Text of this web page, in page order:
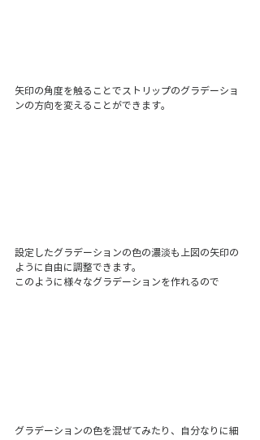
矢印の角度を触ることでストリップのグラデーショ
ンの方向を変えることができます。
設定したグラデーションの色の濃淡も上図の矢印の
ように自由に調整できます。
このように様々なグラデーションを作れるので
グラデーションの色を混ぜてみたり、自分なりに細